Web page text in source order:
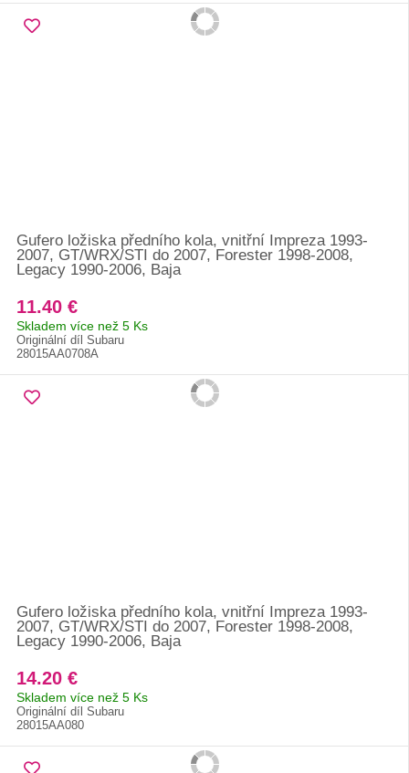
Gufero ložiska předního kola, vnitřní Impreza 1993-
2007, GT/WRX/STI do 2007, Forester 1998-2008,
Legacy 1990-2006, Baja
11.40 €
Skladem více než 5 Ks
Originální díl Subaru
28015AA0708A
Gufero ložiska předního kola, vnitřní Impreza 1993-
2007, GT/WRX/STI do 2007, Forester 1998-2008,
Legacy 1990-2006, Baja
14.20 €
Skladem více než 5 Ks
Originální díl Subaru
28015AA080